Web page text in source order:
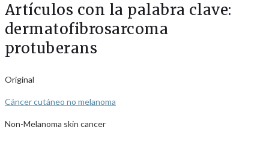
Artículos con la palabra clave:
dermatofibrosarcoma
protuberans
Original
Cáncer cutáneo no melanoma
Non-Melanoma skin cancer